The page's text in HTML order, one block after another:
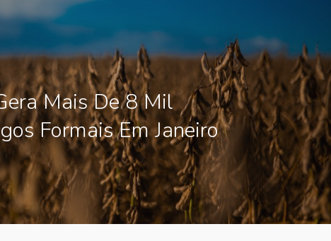
Mais De 8 Mil
Formais Em Janeiro